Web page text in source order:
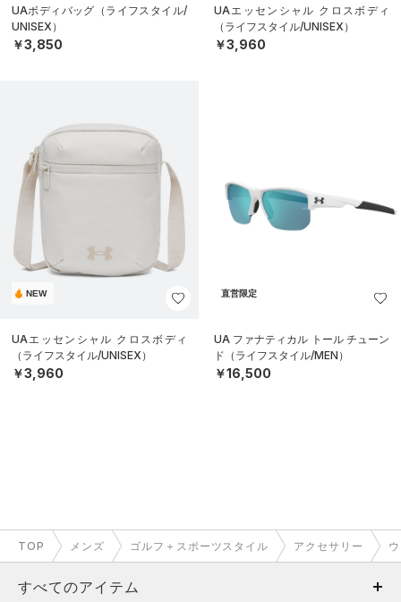
UAボディバッグ（ライフスタイル/
UNISEX）
￥3,850
UAエッセンシャル クロスボディ
（ライフスタイル/UNISEX）
￥3,960
NEW
UAエッセンシャル クロスボディ
（ライフスタイル/UNISEX）
￥3,960
直営限定
UA ファナティカル トール チューン
ド（ライフスタイル/MEN）
￥16,500
TOP メンズ ゴルフ＋スポーツスタイル アクセサリー
すべてのアイテム